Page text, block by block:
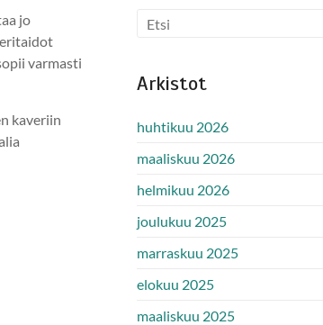
jo
varmasti
kaveriin
Arkistot
huhtikuu 2026
maaliskuu 2026
helmikuu 2026
joulukuu 2025
marraskuu 2025
elokuu 2025
maaliskuu 2025